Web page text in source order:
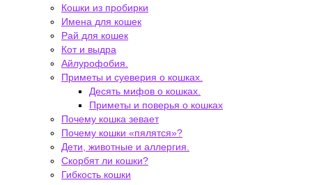
Кошки из пробирки
Имена для кошек
Рай для кошек
Кот и выдра
Айлурофобия.
Приметы и суеверия о кошках.
Десять мифов о кошках.
Приметы и поверья о кошках
Почему кошка зевает
Почему кошки «пялятся»?
Дети, животные и аллергия.
Скорбят ли кошки?
Гибкость кошки